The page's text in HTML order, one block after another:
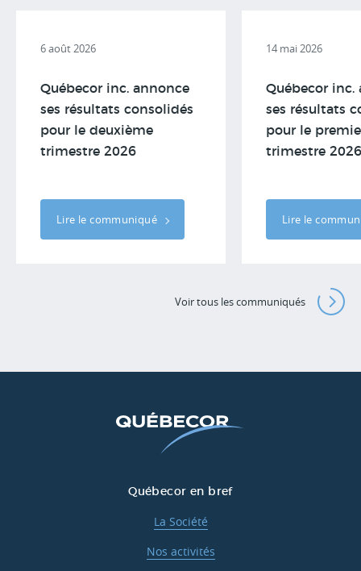
6 août 2026
Québecor inc. annonce
ses résultats consolidés
pour le deuxième
trimestre 2026
Lire le communiqué
14 mai 2026
Québecor inc.
ses résultats
pour le
trimestre 2026
Lire le
Voir tous les communiqués
Québecor en bref
La Société
Nos activités